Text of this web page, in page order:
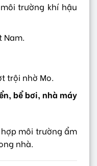
trường khí hậu
Nam.
trội nhờ Mo.
bể bơi, nhà máy
môi trường ẩm
nhà.